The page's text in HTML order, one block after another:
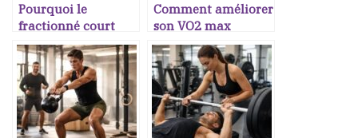
Pourquoi le
fractionné court
améliore plus vite
l’endurance que le
footing lent
Comment améliorer
son VO2 max
naturellement
après 30 ans